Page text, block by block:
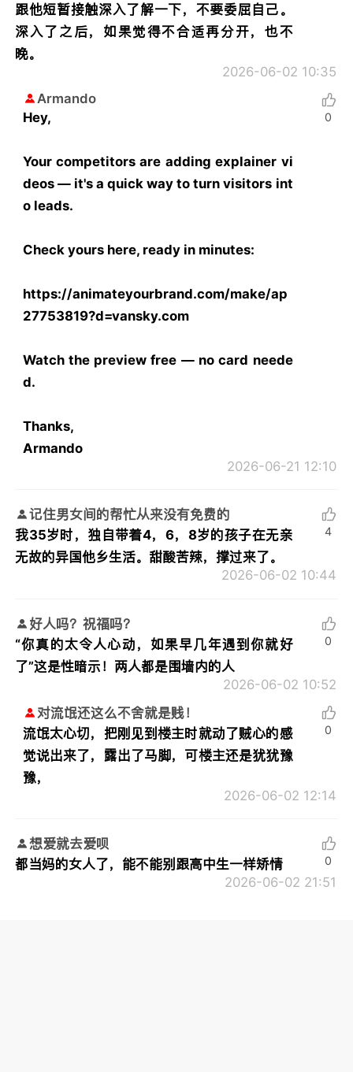
跟他短暂接触深入了解一下，不要委屈自己。
深入了之后，如果觉得不合适再分开，也不
晚。
2026-06-02 10:35
Armando
Hey,
Your competitors are adding explainer vi
deos — it's a quick way to turn visitors int
o leads.
Check yours here, ready in minutes:
https://animateyourbrand.com/make/ap
27753819?d=vansky.com
Watch the preview free — no card neede
d.
Thanks,
Armando
2026-06-21 12:10
0
记住男女间的帮忙从来没有免费的
我35岁时，独自带着4，6，8岁的孩子在无亲
无故的异国他乡生活。甜酸苦辣，撑过来了。
2026-06-02 10:44
4
好人吗？祝福吗？
“你真的太令人心动，如果早几年遇到你就好
了”这是性暗示！两人都是围墙内的人
2026-06-02 10:52
0
对流氓还这么不舍就是贱！
流氓太心切，把刚见到楼主时就动了贼心的感
觉说出来了，露出了马脚，可楼主还是犹犹豫
豫，
2026-06-02 12:14
0
想爱就去爱呗
都当妈的女人了，能不能别跟高中生一样矫情
2026-06-02 21:51
0